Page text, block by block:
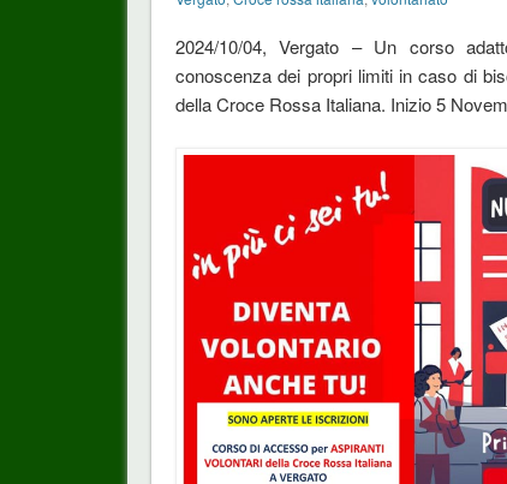
2024/10/04, Vergato – Un corso
conoscenza dei propri limiti in caso di
della Croce Rossa Italiana. Inizio 5